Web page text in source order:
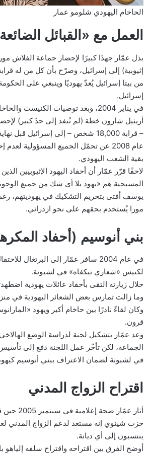
الحاخام اليهودي شلومو عمار
العمل مع «القبائل
بذل عمّار جهدًا كبيرًا لإحضار جماعة الفلاش
إثيوبية) إلى إسرائيل، وصرّح بأن كل من له
من بيتا إسرائيل يُعدّ يهوديًا وينبغي على
إسرائيل.
في يناير 2004، وبعد توصيات الكنيست
أريئيل شارون خطة (لم تُنفذ إلى حدّ كبير)
عام 2008 عن تحمّل الجميع المسؤولية
بقية الشعب اليهودي.
لاحقًا قرّر عمّار أن أحفاد اليهود الإثيوبيين
المسيحية هم «يهود بلا أي شك من جميع
يوسف أفتى بتحريم التشكيك في يهوديتهم،
مورا يُستخدم بحقهم على نحو ازدرائي.
بني أنوسيم (أحفاد
في عام 2004 سافر عمّار إلى البرتغال
لكنيس «شعاري تيكفاه» في لشبونة.
خلال زيارته التقى بأحفاد عائلات يهودية
وما زالت تمارس بعض الشعائر اليهودية في
وكان لقاءً نادرًا بين حاخام أكبر ويهود
قرون.
وعد عمّار بتشكيل لجنة لدراسة الوضع
الجماعة، لكن تأخّر عمل اللجنة دفع إلى تأسيس
في لشبونة لضمان الاعتراف ببني أنوسيم
اقتراح الزواج المدني
أثار عمّار
حزب شينوي إنه مستعد لدعم الزواج المدني
ينتسبون إلى أي ديانة.
أوضح الفرق بين اقتراحه واقتراح سلفه